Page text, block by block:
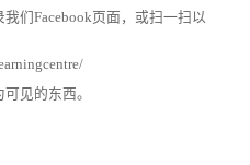
们Facebook页面，或扫一扫以
见的东西。